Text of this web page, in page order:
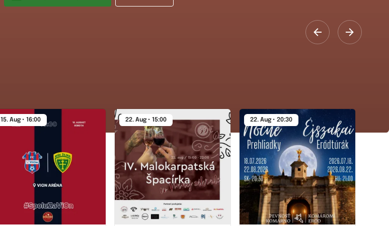
15. Aug • 16:00 22. Aug • 15:00 22. Aug • 20:30